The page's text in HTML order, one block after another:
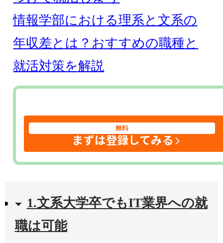
情報学部における理系と文系の
年収差とは？おすすめの職種と
就活対策を解説
無料
まずは登録してみる
1.文系大学卒でもIT業界への就
職は可能